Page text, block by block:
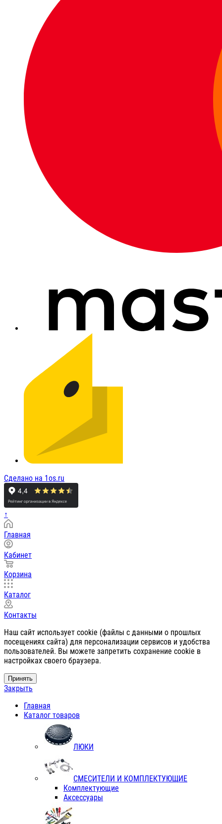
Сделано на 1os.ru
↑
Главная
Кабинет
Корзина
Каталог
Контакты
Наш сайт использует cookie (файлы с данными о прошлых
посещениях сайта) для персонализации сервисов и удобства
пользователей. Вы можете запретить сохранение cookie в
настройках своего браузера.
Принять
Закрыть
Главная
Каталог товаров
ЛЮКИ
СМЕСИТЕЛИ И КОМПЛЕКТУЮЩИЕ
Комплектующие
Аксессуары